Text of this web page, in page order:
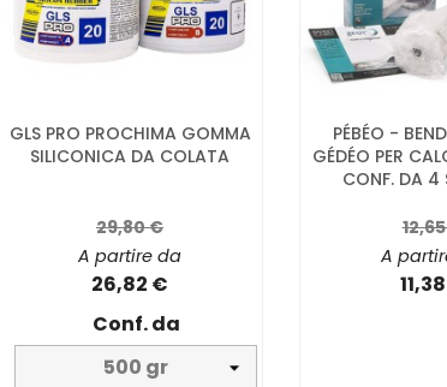
GLS PRO PROCHIMA GOMMA
SILICONICA DA COLATA
29,80 €
A partire da
26,82 €
Conf. da
PÉBÉO -
GÉDÉO PER
CONF. DA 4
A